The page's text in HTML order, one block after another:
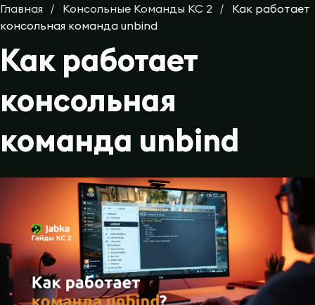
Главная Консольные Команды КС 2
Как работает
консольная команда unbind
Как работает
консольная
команда unbind